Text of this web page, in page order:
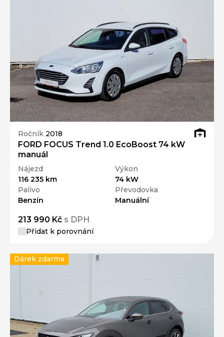
Ročník 2018
FORD FOCUS Trend 1.0 EcoBoost 74 kW
manuál
Nájezd
116 235 km
Výkon
74 kW
Palivo
Benzín
Převodovka
Manuální
213 990 Kč s DPH
Přidat k porovnání
Dárek zdarma